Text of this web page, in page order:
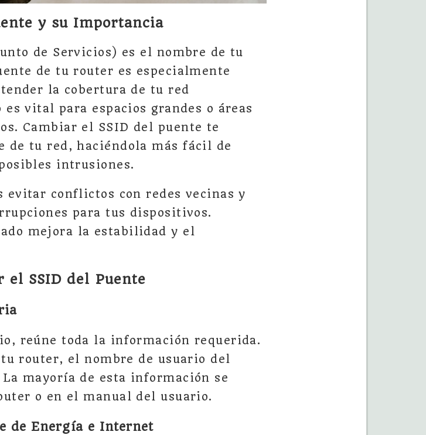
y su Importancia
de Servicios) es el nombre de tu
de tu router es especialmente
la cobertura de tu red
vital para espacios grandes o áreas
Cambiar el SSID del puente te
de tu red, haciéndola más fácil de
intrusiones.
evitar conflictos con redes vecinas y
para tus dispositivos.
mejora la estabilidad y el
el SSID del Puente
reúne toda la información requerida.
router, el nombre de usuario del
mayoría de esta información se
o en el manual del usuario.
de Energía e Internet